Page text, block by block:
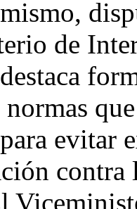
de
evitar
contra